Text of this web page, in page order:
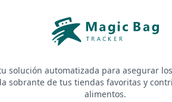
solución automatizada para asegurar
sobrante de tus tiendas favoritas y
alimentos.